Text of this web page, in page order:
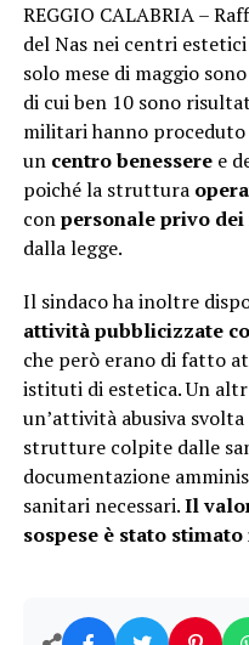
REGGIO CALABRIA –
del Nas nei centri
solo mese di maggio
di cui ben 10 sono
militari hanno
un centro benesseree
poiché la struttura
conpersonale privo
dalla legge.
Il sindaco ha inoltre
attività pubblicizzate
che però erano di fatto
istituti di estetica. Un
un’attività abusiva
strutture colpite dalle
documentazione
sanitari necessari.Il
sospese è stato